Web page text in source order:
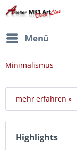
Menü
Minimalismus
mehr erfahren »
Highlights